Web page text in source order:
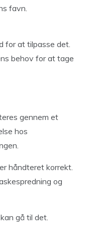
favn.
for at tilpasse det.
behov for at tage
gennem et
hos
håndteret korrekt.
og
gå til det.